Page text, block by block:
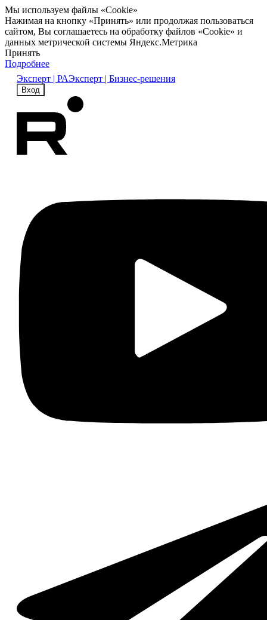
Мы используем файлы «Cookie»
Нажимая на кнопку «Принять» или продолжая пользоваться
сайтом, Вы соглашаетесь на обработку файлов «Cookie» и
данных метрической системы Яндекс.Метрика
Принять
Подробнее
Эксперт | РАЭксперт | Бизнес-решения
Вход